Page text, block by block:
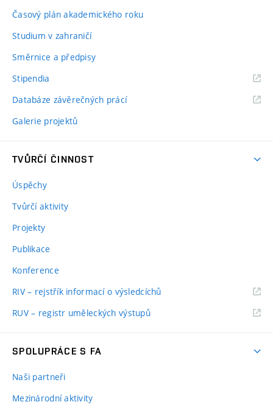
Časový plán akademického roku
Studium v zahraničí
Směrnice a předpisy
Stipendia
Databáze závěrečných prácí
Galerie projektů
TVŮRČÍ ČINNOST
Úspěchy
Tvůrčí aktivity
Projekty
Publikace
Konference
RIV – rejstřík informací o výsledcíchů
RUV – registr uměleckých výstupů
SPOLUPRÁCE S FA
Naši partneři
Mezinárodní aktivity